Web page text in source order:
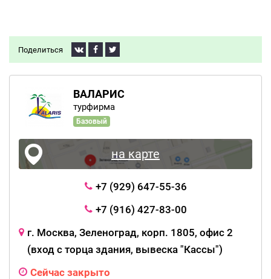
Поделиться
ВАЛАРИС
турфирма
Базовый
на карте
+7 (929) 647-55-36
+7 (916) 427-83-00
г. Москва, Зеленоград, корп. 1805, офис 2
(вход с торца здания, вывеска "Кассы")
Сейчас закрыто